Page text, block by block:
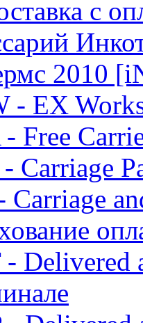
с
2010
- EX
Free
Carriage
Carriage
Delivered